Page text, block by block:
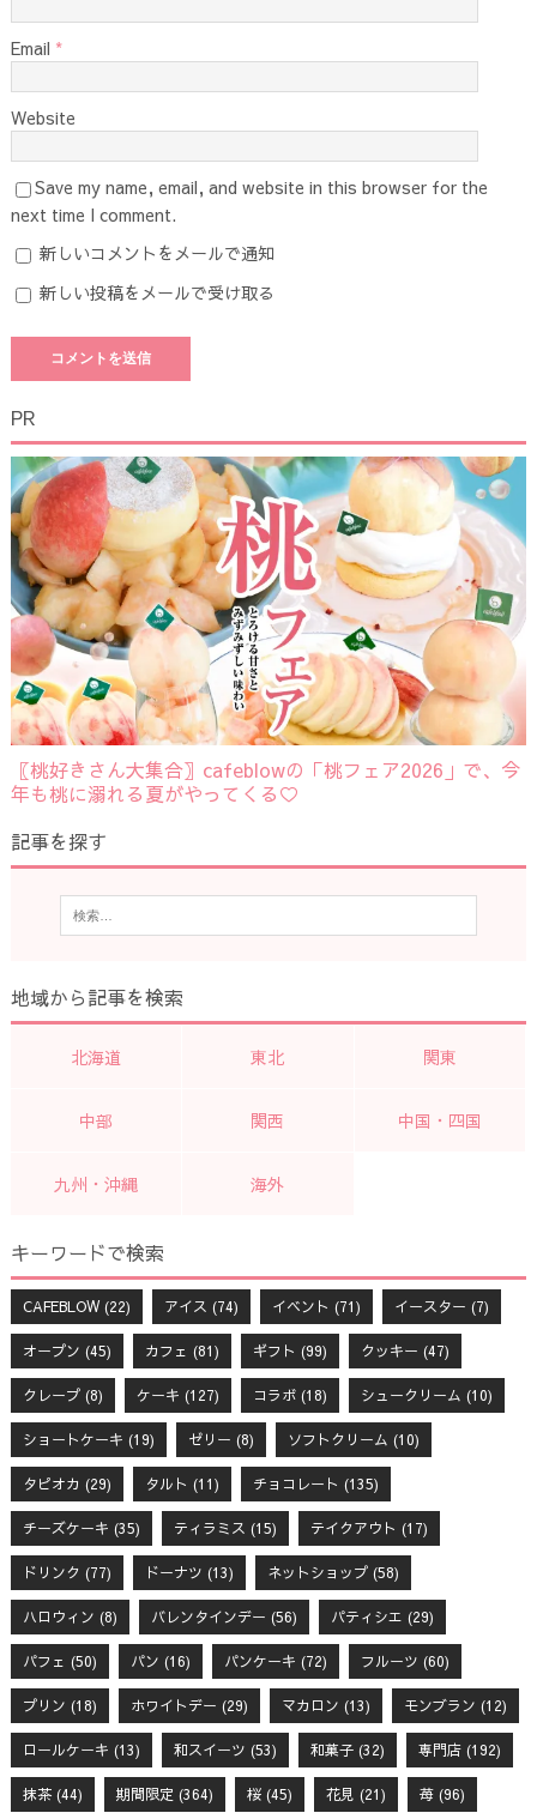
Email *
Website
Save my name, email, and website in this browser for the
next time I comment.
新しいコメントをメールで通知
新しい投稿をメールで受け取る
PR
〖桃好きさん大集合〗cafeblowの「桃フェア2026」で、今
年も桃に溺れる夏がやってくる♡
記事を探す
地域から記事を検索
北海道 東北 関東
中部 関西 中国・四国
九州・沖縄 海外
キーワードで検索
CAFEBLOW(22) アイス (74) イベント (71) イースター (7)
オープン (45) カフェ (81) ギフト (99) クッキー (47)
クレープ(8) ケーキ (127) コラボ(18) シュークリーム (10)
ショートケーキ (19) ゼリー (8) ソフトクリーム (10)
タピオカ (29) タルト (11) チョコレート (135)
チーズケーキ (35) ティラミス (15) テイクアウト (17)
ドリンク (77) ドーナツ (13) ネットショップ(58)
ハロウィン (8) バレンタインデー (56) パティシエ (29)
パフェ (50) パン (16) パンケーキ (72) フルーツ (60)
プリン (18) ホワイトデー (29) マカロン (13) モンブラン (12)
ロールケーキ (13) 和スイーツ (53) 和菓子(32) 専門店(192)
抹茶(44) 期間限定 (364) 桜(45) 花見 (21) 苺(96)